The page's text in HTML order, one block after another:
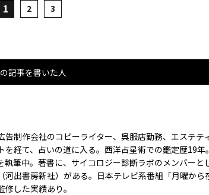
1 2 3
記事を書いた人
制作会社のコピーライター、呉服店勤務、エステテ
を経て、占いの道に入る。西洋占星術での鑑定歴19年
執筆中。著書に、サイコロジー診断ラボのメンバーと
出書房新社）がある。日本テレビ系番組「月曜から
した実績あり。